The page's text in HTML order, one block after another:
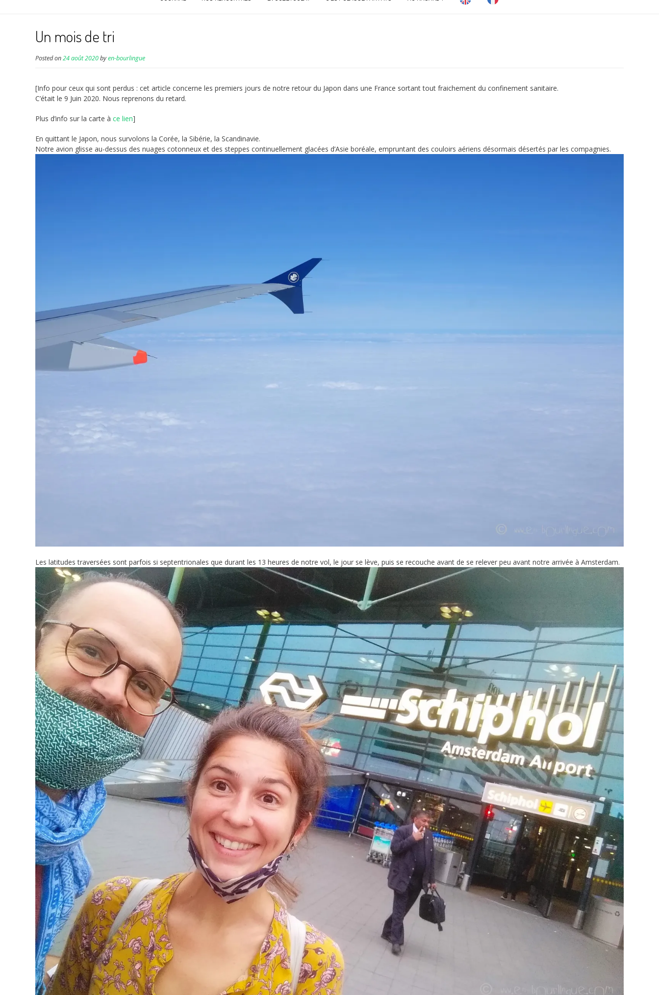
Un mois de tri
Posted on24 août 2020byen-bourlingue
[Info pour ceux qui sont perdus : cet article concerne les premiers jours de notre retour du Japon dans une France sortant tout fraichement du confinement sanitaire.
C’était le 9 Juin 2020. Nous reprenons du retard.
Plus d’info sur la carte à ce lien]
En quittant le Japon, nous survolons la Corée, la Sibérie, la Scandinavie.
Notre avion glisse au-dessus des nuages cotonneux et des steppes continuellement glacées d’Asie boréale, empruntant des couloirs aériens désormais désertés par les compagnies.
Les latitudes traversées sont parfois si septentrionales que durant les 13 heures de notre vol, le jour se lève, puis se recouche avant de se relever peu avant notre arrivée à Amsterdam.